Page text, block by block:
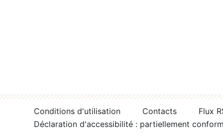
Conditions d'utilisation Contacts
Flux
Déclaration d'accessibilité : partiellement